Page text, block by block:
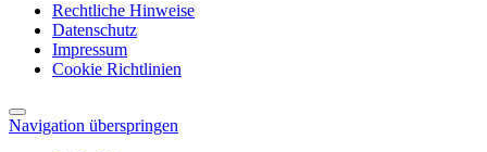
Rechtliche Hinweise
Datenschutz
Impressum
Cookie Richtlinien
Navigation überspringen